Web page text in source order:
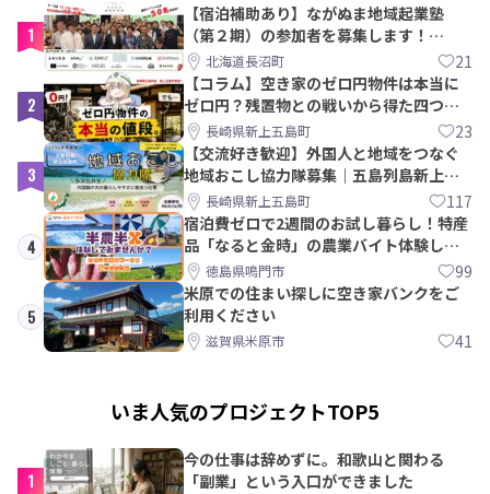
1
【宿泊補助あり】ながぬま地域起業塾
（第２期）の参加者を募集します！
【8/21〆】
北海道長沼町 21
2
【コラム】空き家のゼロ円物件は本当に
ゼロ円？残置物との戦いから得た四つの
教訓｜新上五島町
長崎県新上五島町 23
3
【交流好き歓迎】外国人と地域をつなぐ
地域おこし協力隊募集｜五島列島新上五
島町長崎県新上五島町 117
4
宿泊費ゼロで2週間のお試し暮らし！特産
品「なると金時」の農業バイト体験して
みませんか？
徳島県鳴門市 99
5
米原での住まい探しに空き家バンクをご
利用ください
滋賀県米原市 41
いま人気のプロジェクトTOP5
1
今の仕事は辞めずに。和歌山と関わる
「副業」という入口ができました